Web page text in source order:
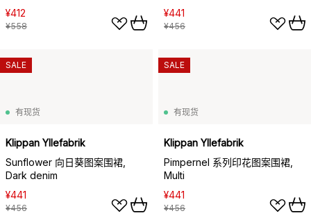
¥412
¥558
¥441
¥456
有现货
Klippan Yllefabrik
Sunflower 向日葵图案围裙,
Dark denim
¥441
¥456
SALE
有现货
Klippan Yllefabrik
Pimpernel 系列印花图案围裙,
Multi
¥441
¥456
SALE